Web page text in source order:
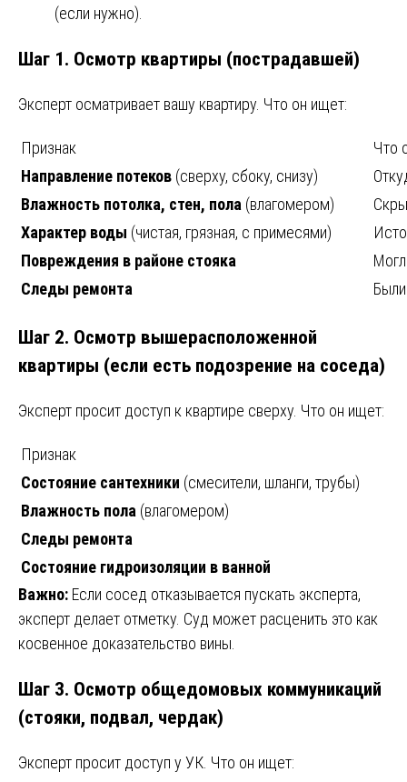
(если нужно).
Шаг 1. Осмотр квартиры (пострадавшей)
Эксперт осматривает вашу квартиру. Что он ищет:
Признак
Что
Направление потеков (сверху, сбоку, снизу)
Влажность потолка, стен, пола (влагомером)
Характер воды (чистая, грязная, с примесями)
Повреждения в районе стояка
Следы ремонта
Шаг 2. Осмотр вышерасположенной
квартиры (если есть подозрение на соседа)
Эксперт просит доступ к квартире сверху. Что он ищет:
Признак
Состояние сантехники (смесители, шланги, трубы)
Влажность пола (влагомером)
Следы ремонта
Состояние гидроизоляции в ванной
Важно: Если сосед отказывается пускать эксперта,
эксперт делает отметку. Суд может расценить это как
косвенное доказательство вины.
Шаг 3. Осмотр общедомовых коммуникаций
(стояки, подвал, чердак)
Эксперт просит доступ у УК. Что он ищет: